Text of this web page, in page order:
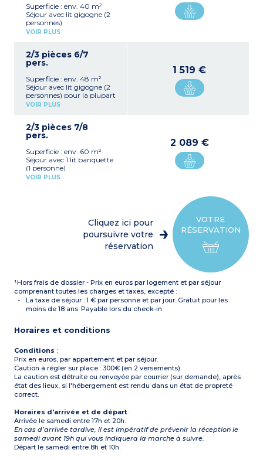
Salle de douche avec WC
Superficie : env. 40 m²
Séjour avec lit gigogne (2
personnes)
Coin cabine (séparé du
1 lit double en mezzanine
Kitchenette équipée
micro-ondes, réfrigérateur,
hotte,
lave-vaisselle)
Salle de douche avec WC +
(mezzanine)
VOIR PLUS
2/3 pièces 6/7
pers.
Superficie : env. 48 m²
Séjour avec lit gigogne (2
personnes) pour la plupart
+ 1 lit banquette (1
(140)
Coin cabine (séparé du
2 lits superposés
Kitchenette équipée
(plaque vitrocéramique,
micro-ondes, réfrigérateur,
Séjour avec 1 banquette (1
séjour par une porte) avec
Chambre avec 1 lit double
Kitchenette équipée
(plaque vitrocéramique,
micro-ondes, réfrigérateur,
lave-vaisselle)
2 salles de douche avec WC
VOIR PLUS
1 519 €
2/3 pièces 7/8
pers.
Superficie : env. 60 m²
Séjour avec 1 lit banquette
(1 personne)
Mezzanine avec 1 grand lit
Séjour avec 1 lit gigogne (2
personnes) + 1 lit banquette
Chambre avec 1 grand lit
(140) + 1 lit simple en petite
mezzanine
Kitchenette équipée
hotte,
2 salles de douche avec WC
VOIR PLUS
2 089 €
VOTRE
RÉSERVATION
Cliquez ici pour
poursuivre votre
réservation
¹Hors frais de dossier - Prix en euros par logement et par séjour
comprenant toutes les charges et taxes, excepté :
La taxe de séjour : 1 € par personne et par jour. Gratuit pour les
moins de 18 ans. Payable lors du check-in.
Horaires et conditions
Conditions :
Prix en euros, par appartement et par séjour.
Caution à régler sur place : 300€ (en 2 versements)
La caution est détruite ou renvoyée par courrier (sur demande), après
état des lieux, si l'hébergement est rendu dans un état de propreté
correct.
Horaires d'arrivée et de départ :
Arrivée le samedi entre 17h et 20h.
En cas d’arrivée tardive, il est impératif de prévenir la réception le
samedi avant 19h qui vous indiquera la marche à suivre.
Départ le samedi entre 8h et 10h.